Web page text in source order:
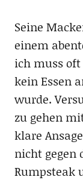
Seine
einem
ich muss
kein Essen
wurde.
zu gehen
klare
nicht gegen
Rumpsteak